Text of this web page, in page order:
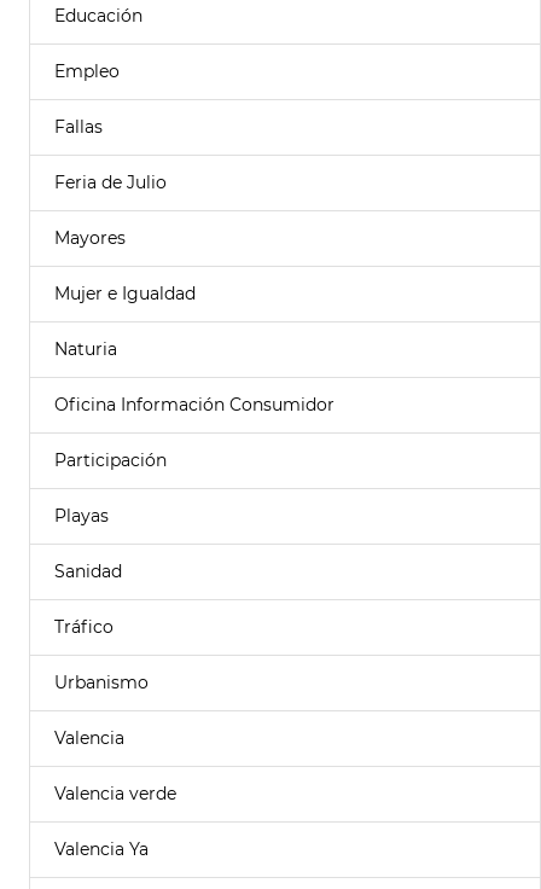
Educación
Empleo
Fallas
Feria de Julio
Mayores
Mujer e Igualdad
Naturia
Oficina Información Consumidor
Participación
Playas
Sanidad
Tráfico
Urbanismo
Valencia
Valencia verde
Valencia Ya